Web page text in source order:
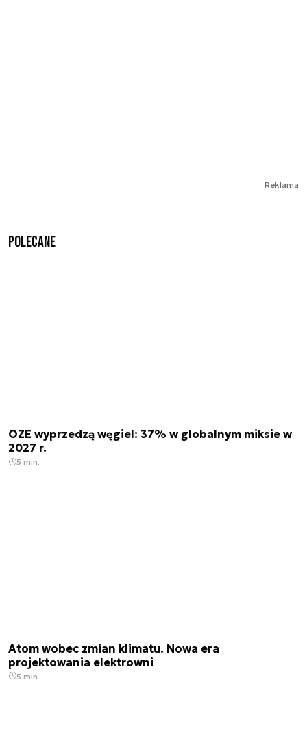
Reklama
Polecane
OZE wyprzedzą węgiel: 37% w globalnym miksie w
2027 r.
5 min.
Atom wobec zmian klimatu. Nowa era
projektowania elektrowni
5 min.